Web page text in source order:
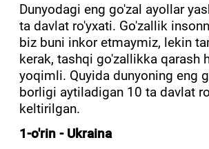
Dunyodagi eng go'zal ayollar
ta davlat ro'yxati. Go'zallik
biz buni inkor etmaymiz, lekin
kerak, tashqi go'zallikka qarash
yoqimli. Quyida dunyoning eng
borligi aytiladigan 10 ta davlat
keltirilgan.
1-o'rin - Ukraina